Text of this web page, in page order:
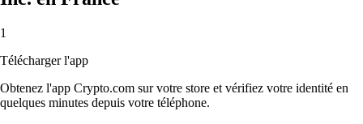
1
Télécharger l'app
Obtenez l'app Crypto.com sur votre store et vérifiez votre identité en
quelques minutes depuis votre téléphone.